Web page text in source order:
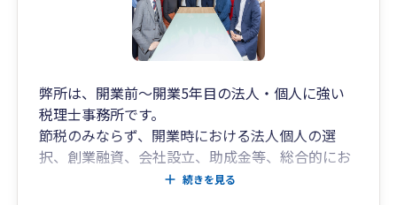
想いとしては経営者様の力になりたい。そんな想
❚無料相談について
当社の無料相談は約2時間ほどお取りすることが
できます。
主にZOOMでの無料相談となります。
弊所は、開業前～開業5年目の法人・個人に強い
税理士事務所です。
節税のみならず、開業時における法人個人の選
択、創業融資、会社設立、助成金等、総合的にお
客様をサポートさせて頂きます。
続きを見る